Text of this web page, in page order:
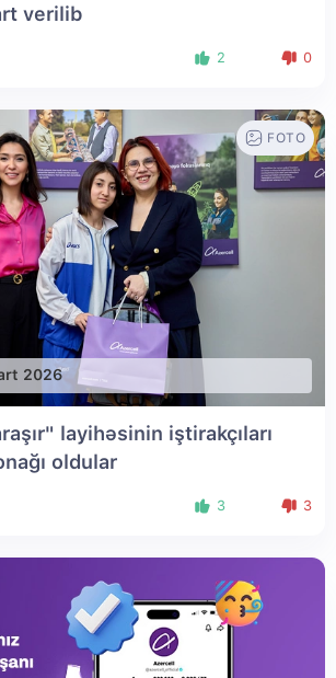
verilib
2 0
2026
FOTO
layihəsinin iştirakçıları
oldular
3 3